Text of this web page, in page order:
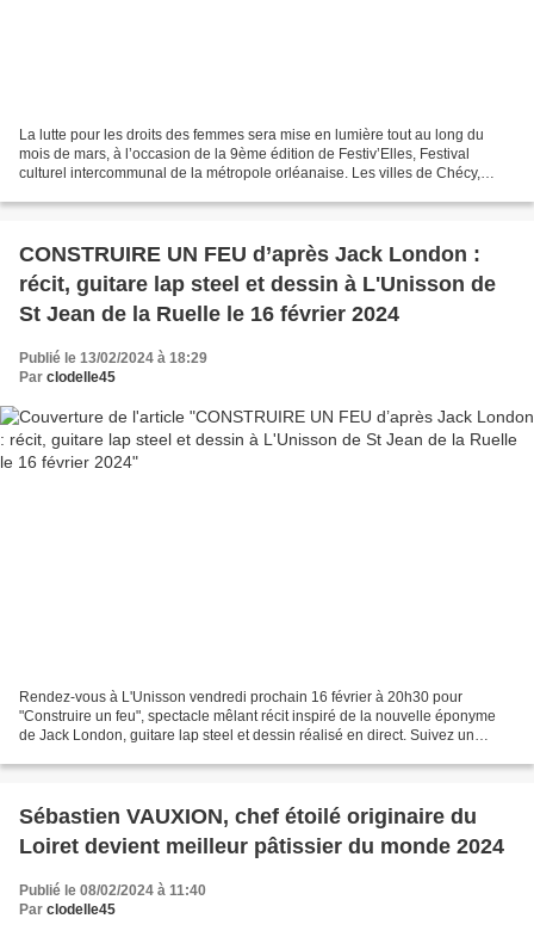
La lutte pour les droits des femmes sera mise en lumière tout au long du
mois de mars, à l’occasion de la 9ème édition de Festiv’Elles, Festival
culturel intercommunal de la métropole orléanaise. Les villes de Chécy,
CONSTRUIRE UN FEU d’après Jack London :
récit, guitare lap steel et dessin à L'Unisson de
St Jean de la Ruelle le 16 février 2024
Publié le 13/02/2024 à 18:29
Par clodelle45
Rendez-vous à L'Unisson vendredi prochain 16 février à 20h30 pour
"Construire un feu", spectacle mêlant récit inspiré de la nouvelle éponyme
de Jack London, guitare lap steel et dessin réalisé en direct. Suivez un
Sébastien VAUXION, chef étoilé originaire du
Loiret devient meilleur pâtissier du monde 2024
Publié le 08/02/2024 à 11:40
Par clodelle45